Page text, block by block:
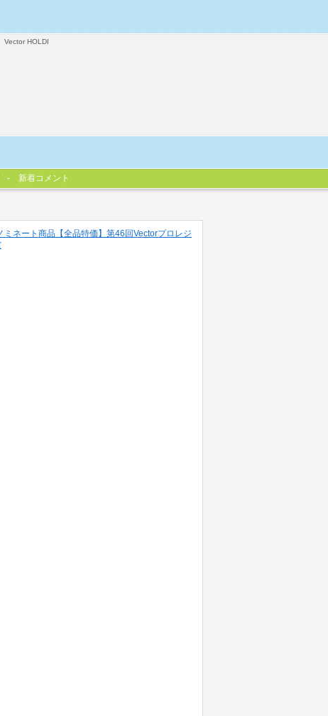
Vector HOLDI
新着コメント